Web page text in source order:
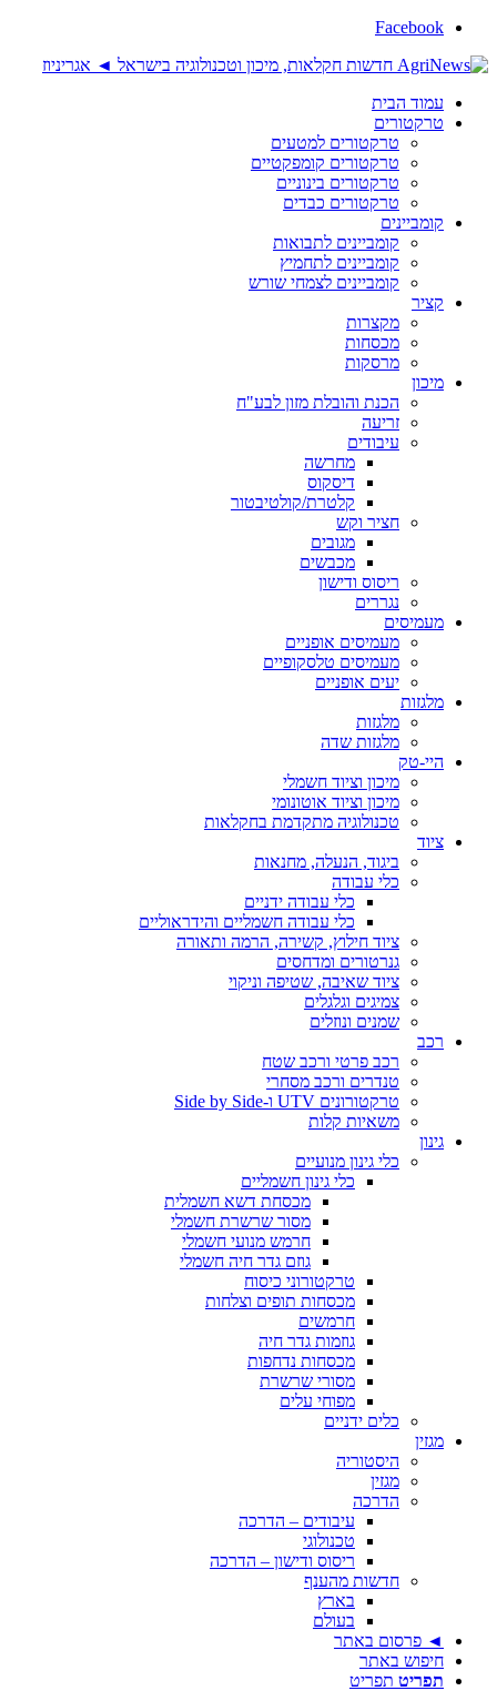
Facebook
עמוד הבית
טרקטורים
טרקטורים למטעים
טרקטורים קומפקטיים
טרקטורים בינוניים
טרקטורים כבדים
קומביינים
קומביינים לתבואות
קומביינים לתחמיץ
קומביינים לצמחי שורש
קציר
מקצרות
מכסחות
מרסקות
מיכון
הכנת והובלת מזון לבע"ח
זריעה
עיבודים
מחרשה
דיסקוס
קלטרת/קולטיבטור
חציר וקש
מגובים
מכבשים
ריסוס ודישון
נגררים
מעמיסים
מעמיסים אופניים
מעמיסים טלסקופיים
יעים אופניים
מלגזות
מלגזות
מלגזות שדה
היי-טק
מיכון וציוד חשמלי
מיכון וציוד אוטונומי
טכנולוגיה מתקדמת בחקלאות
ציוד
ביגוד, הנעלה, מחנאות
כלי עבודה
כלי עבודה ידניים
כלי עבודה חשמליים והידראוליים
ציוד חילוץ, קשירה, הרמה ותאורה
גנרטורים ומדחסים
ציוד שאיבה, שטיפה וניקוי
צמיגים וגלגלים
שמנים ונוזלים
רכב
רכב פרטי ורכב שטח
טנדרים ורכב מסחרי
טרקטורונים UTV ו-Side by Side
משאיות קלות
גינון
כלי גינון מנועיים
כלי גינון חשמליים
מכסחת דשא חשמלית
מסור שרשרת חשמלי
חרמש מנועי חשמלי
גוזם גדר חיה חשמלי
טרקטורוני כיסוח
מכסחות תופים וצלחות
חרמשים
גוזמות גדר חיה
מכסחות נדחפות
מסורי שרשרת
מפוחי עלים
כלים ידניים
מגזין
היסטוריה
מגזין
הדרכה
עיבודים – הדרכה
טכנולוגי
ריסוס ודישון – הדרכה
חדשות מהענף
בארץ
בעולם
◄ פרסום באתר
חיפוש באתר
תפריט תפריט